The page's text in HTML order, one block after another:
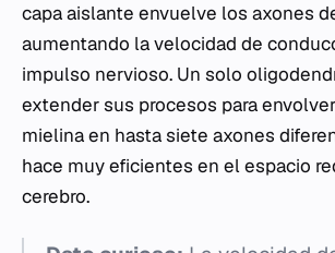
capa aislante envuelve los axones
aumentando la velocidad de
impulso nervioso. Un solo
extender sus procesos para
mielina en hasta siete axones
hace muy eficientes en el espacio
cerebro.